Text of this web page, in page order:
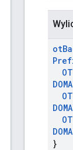
ot
OT
OT
OT
}